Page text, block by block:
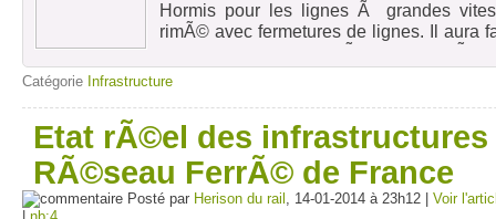
Hormis pour les lignes Ã grandes
rimÃ© avec fermetures de lignes. Il aura
2002, pour enrayer cette inexorable
Ã©tÃ© rÃ©activÃ©es. Restaurer le rail
possible. De nombreux Conseils
sâ€™Ã©taient dâ€™ailleurs saisis de
dÃ©marquer dâ€™une politique
Catégorie Infrastructure
Etat rÃ©el des
RÃ©seau FerrÃ© de France
Posté par Herison du rail , 14-01-2014 à 23h12 | Voir